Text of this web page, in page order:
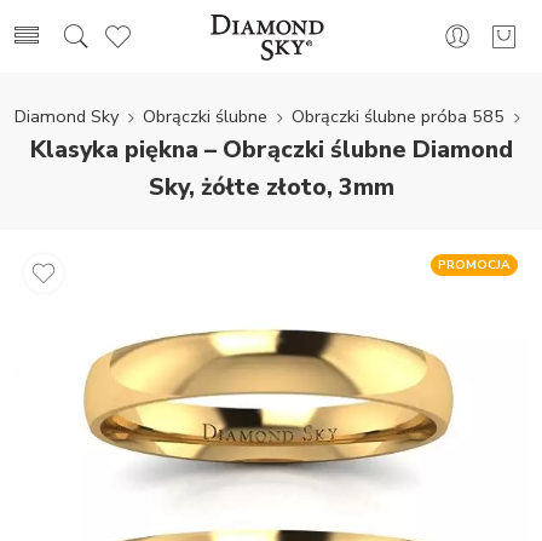
Diamond Sky Obrączki ślubne Obrączki ślubne próba 585
Klasyka piękna – Obrączki ślubne Diamond
Sky, żółte złoto, 3mm
PROMOCJA